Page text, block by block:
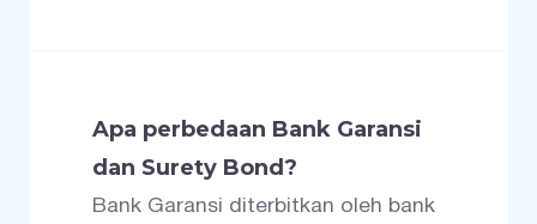
Apa perbedaan Bank Garansi
dan Surety Bond?
Bank Garansi diterbitkan oleh bank